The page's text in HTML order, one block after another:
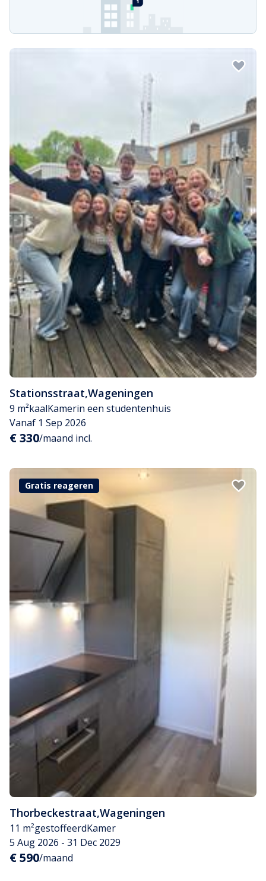
Stationsstraat,Wageningen
9 m²kaalKamerin een studentenhuis
Vanaf 1 Sep 2026
€ 330/maand incl.
Gratis reageren
Thorbeckestraat,Wageningen
11 m²gestoffeerdKamer
5 Aug 2026 - 31 Dec 2029
€ 590/maand